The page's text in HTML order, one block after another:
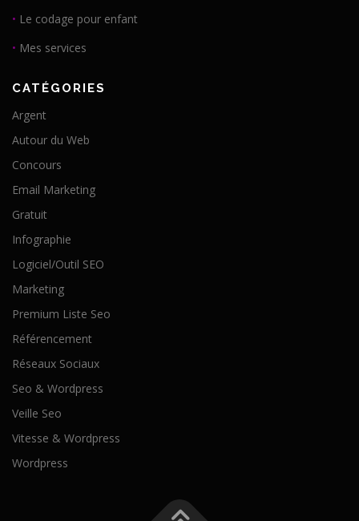
• Le codage pour enfant
• Mes services
CATÉGORIES
Argent
Autour du Web
Concours
Email Marketing
Gratuit
Infographie
Logiciel/Outil SEO
Marketing
Premium Liste Seo
Référencement
Réseaux Sociaux
Seo & Wordpress
Veille Seo
Vitesse & Wordpress
Wordpress